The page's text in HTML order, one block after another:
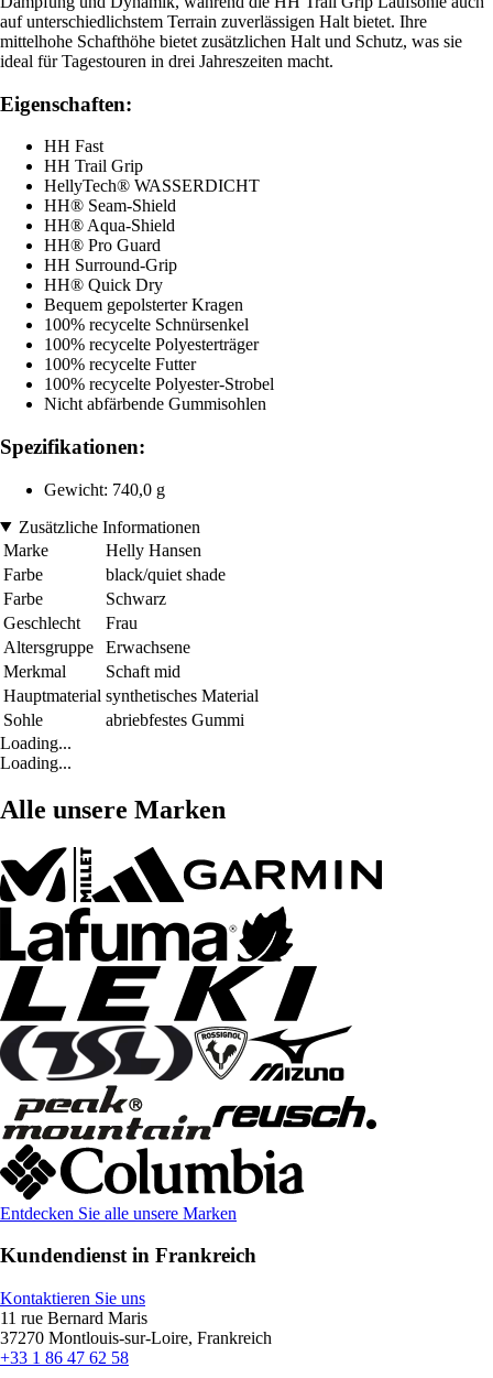
auf unterschiedlichstem Terrain zuverlässigen Halt bietet. Ihre
mittelhohe Schafthöhe bietet zusätzlichen Halt und Schutz, was sie
ideal für Tagestouren in drei Jahreszeiten macht.
Eigenschaften:
HH Fast
HH Trail Grip
HellyTech® WASSERDICHT
HH® Seam-Shield
HH® Aqua-Shield
HH® Pro Guard
HH Surround-Grip
HH® Quick Dry
Bequem gepolsterter Kragen
100% recycelte Schnürsenkel
100% recycelte Polyesterträger
100% recycelte Futter
100% recycelte Polyester-Strobel
Nicht abfärbende Gummisohlen
Spezifikationen:
Gewicht: 740,0 g
Zusätzliche Informationen
Marke
Helly Hansen
Farbe
black/quiet shade
Farbe
Schwarz
Geschlecht
Frau
Altersgruppe
Erwachsene
Merkmal
Schaft mid
Hauptmaterial synthetisches Material
Sohle
abriebfestes Gummi
Loading...
Loading...
Alle unsere Marken
Entdecken Sie alle unsere Marken
Kundendienst in Frankreich
Kontaktieren Sie uns
11 rue Bernard Maris
37270 Montlouis-sur-Loire, Frankreich
+33 1 86 47 62 58